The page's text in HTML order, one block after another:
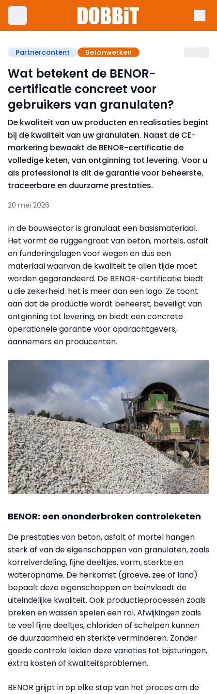
Partnercontent Betonwerken
Wat betekent de BENOR-
certificatie concreet voor
gebruikers van granulaten?
De kwaliteit van uw producten en realisaties begint
bij de kwaliteit van uw granulaten. Naast de CE-
markering bewaakt de BENOR-certificatie de
volledige keten, van ontginning tot levering. Voor u
als professional is dit de garantie voor beheerste,
traceerbare en duurzame prestaties.
20 mei 2026
In de bouwsector is granulaat een basismateriaal.
Het vormt de ruggengraat van beton, mortels, asfalt
en funderingslagen voor wegen en dus een
materiaal waarvan de kwaliteit te allen tijde moet
worden gegarandeerd. De BENOR-certificatie biedt
u die zekerheid: het is meer dan een logo. Ze toont
aan dat de productie wordt beheerst, beveiligt van
ontginning tot levering, en biedt een concrete
operationele garantie voor opdrachtgevers,
aannemers en producenten.
BENOR: een ononderbroken controleketen
De prestaties van beton, asfalt of mortel hangen
sterk af van de eigenschappen van granulaten, zoals
korrelverdeling, fijne deeltjes, vorm, sterkte en
wateropname. De herkomst (groeve, zee of land)
bepaalt deze eigenschappen en beïnvloedt de
uiteindelijke kwaliteit. Ook productieprocessen zoals
breken en wassen spelen een rol. Afwijkingen zoals
te veel fijne deeltjes, chloriden of schelpen kunnen
de duurzaamheid en sterkte verminderen. Zonder
goede controle leiden deze variaties tot bijsturingen,
extra kosten of kwaliteitsproblemen.
BENOR grijpt in op elke stap van het proces om de